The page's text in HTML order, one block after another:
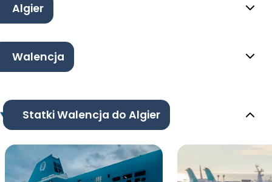
Algier
Walencja
Statki Walencja do Algier